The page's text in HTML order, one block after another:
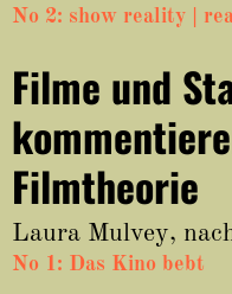
No 2: show reality |
Filme und
Filmtheorie
Laura Mulvey,
No 1: Das Kino bebt